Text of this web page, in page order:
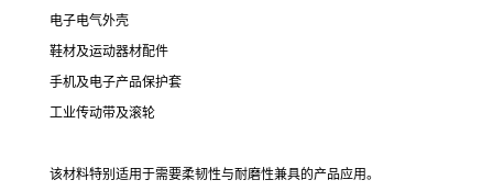
电子电气外壳
鞋材及运动器材配件
手机及电子产品保护套
工业传动带及滚轮
该材料特别适用于需要柔韧性与耐磨性兼具的产品应用。